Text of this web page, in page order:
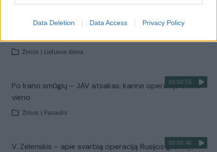
Data Deletion Data Access Privacy Policy
00:00:18
Atsisveikinama su Ukrainoje žuvusiu I. Kailiumi: tai jau
Žinios Lietuvos diena
00:00:55
Po Irano smūgių – JAV atsakas: karine operacija siekia
vieno
Žinios Pasaulis
00:00:46
V. Zelenskis – apie svarbią operaciją Rusijos gilumoje: